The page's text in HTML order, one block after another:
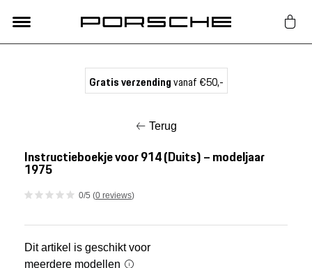
Nieuw
Gratis verzendingvanaf €50,-
Terug
Instructieboekje voor 914 (Duits) – modeljaar
1975
0/5 (0 reviews)
Dit artikel is geschikt voor
meerdere modellen